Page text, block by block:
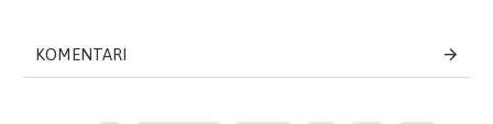
kontroliše sjaj.
KOMENTARI